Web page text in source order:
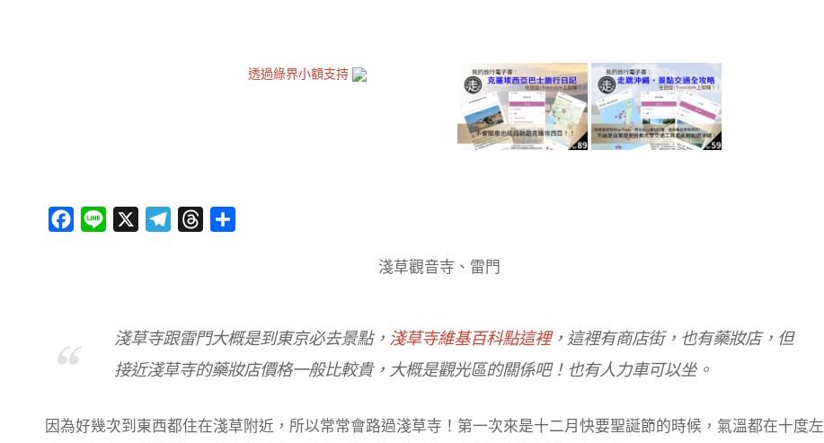
透過綠界小額支持
o
o
r
a
d
s
淺草觀音寺、雷門
淺草寺跟雷門大概是到東京必去景點， 淺草寺維基百科點這裡，這裡有商店街，也有藥妝店，但
接近淺草寺的藥妝店價格一般比較貴，大概是觀光區的關係吧！也有人力車可以坐。
因為好幾次到東西都住在淺草附近，所以常常會路過淺草寺！第一次來是十二月快要聖誕節的時候，氣溫都在十度左